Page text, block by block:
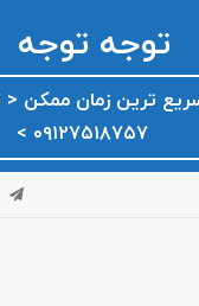
توجه توجه
ترین زمان ممکن
۰۹۱۲۷۵۱۸۷۵۷ >